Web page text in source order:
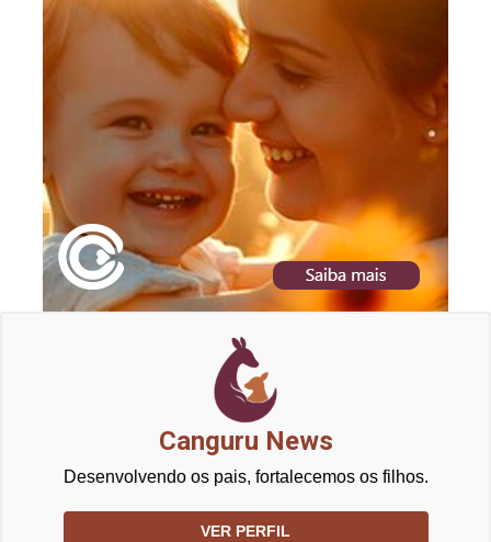
Canguru News
Desenvolvendo os pais, fortalecemos os filhos.
VER PERFIL